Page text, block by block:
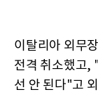
이탈리아 외무
전격 취소했고,
선 안 된다"고